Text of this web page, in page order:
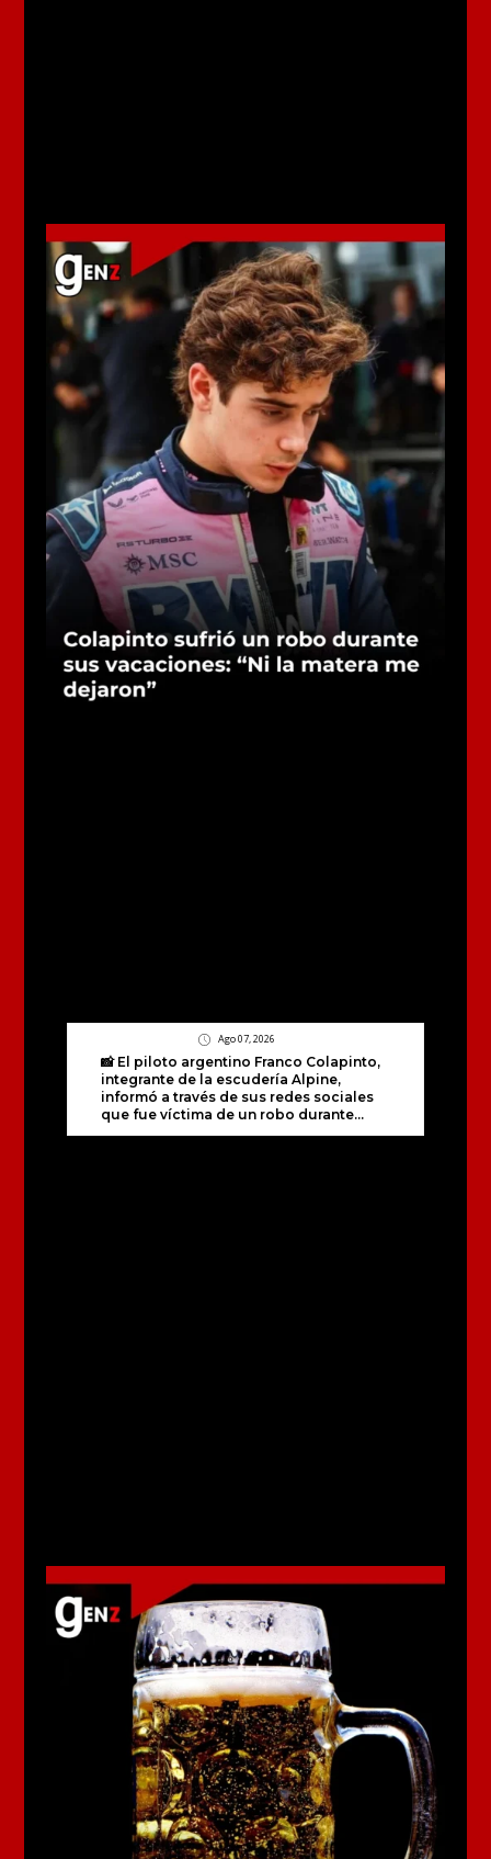
Ago 07, 2026
📸 El piloto argentino Franco Colapinto,
integrante de la escudería Alpine,
informó a través de sus redes sociales
que fue víctima de un robo durante...